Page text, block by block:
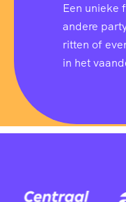
Een unieke
andere
ritten of
in het